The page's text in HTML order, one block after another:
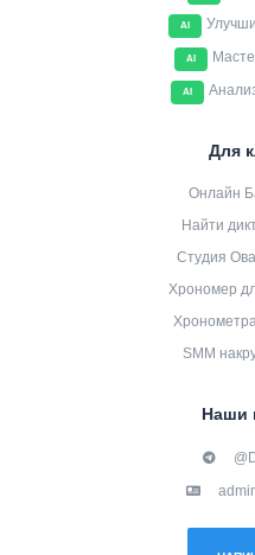
AI
AI
AI
Для
Онлайн
Найти
Студия
Хрономер
SMM
Наши